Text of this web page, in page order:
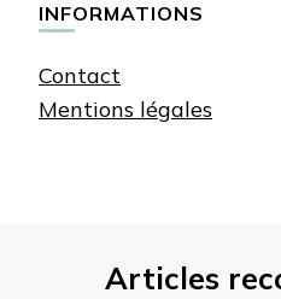
INFORMATIONS
Contact
Mentions légales
Articles